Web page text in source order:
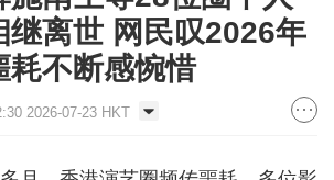
继离世 网民叹2026年
耗不断感惋惜
2026-07-23 HKT